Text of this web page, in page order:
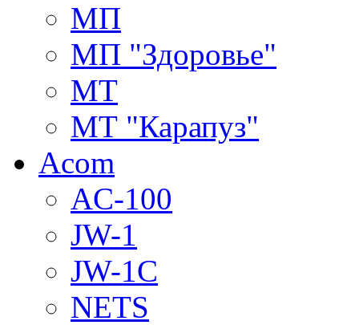
МП
МП "Здоровье"
МТ
МТ "Карапуз"
Acom
AC-100
JW-1
JW-1C
NETS